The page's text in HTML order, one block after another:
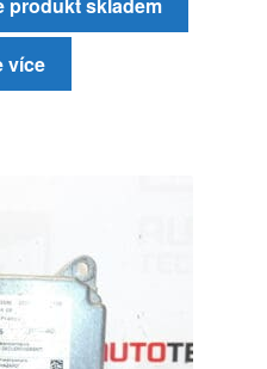
produkt skladem
více